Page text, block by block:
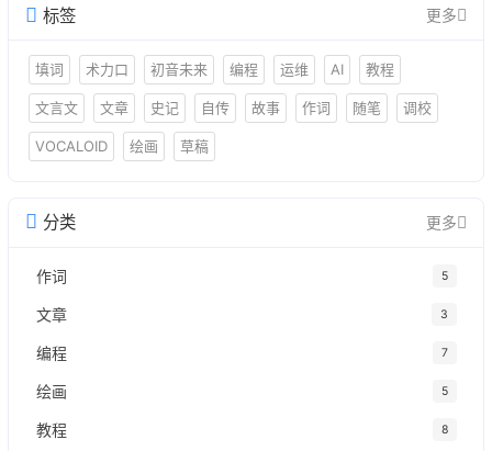
标签 更多
填词 术力口 初音未来 编程 运维 AI 教程
文言文 文章 史记 自传 故事 作词 随笔 调校
VOCALOID 绘画 草稿
分类 更多
作词 5
文章 3
编程 7
绘画 5
教程 8